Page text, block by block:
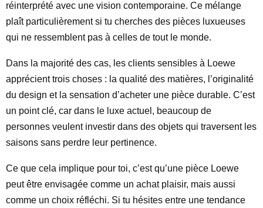
réinterprété avec une vision contemporaine. Ce mélange
plaît particulièrement si tu cherches des pièces luxueuses
qui ne ressemblent pas à celles de tout le monde.
Dans la majorité des cas, les clients sensibles à Loewe
apprécient trois choses : la qualité des matières, l’originalité
du design et la sensation d’acheter une pièce durable. C’est
un point clé, car dans le luxe actuel, beaucoup de
personnes veulent investir dans des objets qui traversent les
saisons sans perdre leur pertinence.
Ce que cela implique pour toi, c’est qu’une pièce Loewe
peut être envisagée comme un achat plaisir, mais aussi
comme un choix réfléchi. Si tu hésites entre une tendance